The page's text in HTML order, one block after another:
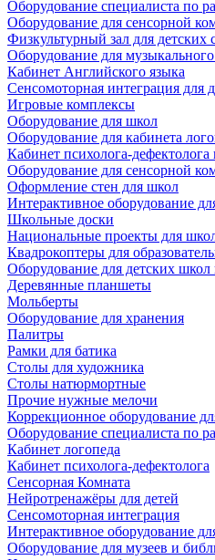
Оборудование специалиста по
Оборудование для сенсорной
Физкультурный зал для детских
Оборудование для музыкального
Кабинет Английского языка
Сенсомоторная интеграция для
Игровые комплексы
Оборудование для школ
Оборудование для кабинета
Кабинет психолога-дефектолога
Оборудование для сенсорной
Оформление стен для школ
Интерактивное оборудование
Школьные доски
Национальные проекты для
Квадрокоптеры для
Оборудование для детских школ
Деревянные планшеты
Мольберты
Оборудование для хранения
Палитры
Рамки для батика
Столы для художника
Столы натюрмортные
Прочие нужные мелочи
Коррекционное оборудование
Оборудование специалиста по
Кабинет логопеда
Кабинет психолога-дефектолога
Сенсорная Комната
Нейротренажёры для детей
Сенсомоторная интеграция
Интерактивное оборудование
Оборудование для музеев и